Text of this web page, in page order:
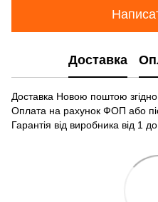
Доставка
Доставка Новою поштою
Оплата на рахунок ФОП або
Гарантія від виробника від 1 до